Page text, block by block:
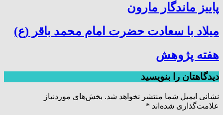
پاییز ماندگار مارون
میلاد با سعادت حضرت امام محمد باقر (ع)
هفته پژوهش
دیدگاهتان را بنویسید
نشانی ایمیل شما منتشر نخواهد شد. بخش‌های موردنیاز
علامت‌گذاری شده‌اند *